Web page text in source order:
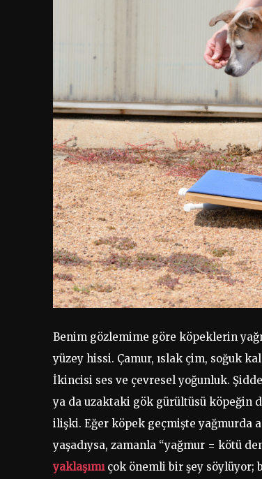
Benim gözlemime göre köpeklerin
yüzey hissi. Çamur, ıslak çim, soğuk
İkincisi ses ve çevresel yoğunluk.
ya da uzaktaki gök gürültüsü köpeğin
ilişki. Eğer köpek geçmişte yağmurda
yaşadıysa, zamanla “yağmur = kötü
yaklaşımıçok önemli bir şey söylüyor;